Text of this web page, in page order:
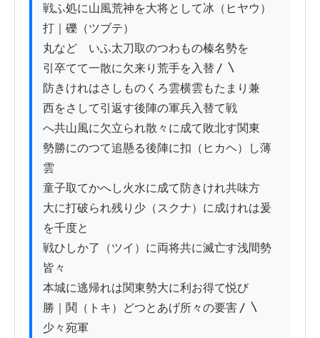
戦ふ処に山風荒神を大将として冰（ヒヤウ）
打｜礫（ツブテ）
丸などゝいふ太刀取のつわもの榛名勢を
引卒てて一散に欠来り荒手を入替〳〵
防きけれはさしものくろ雲横雲もたまり兼
西をさして引返す後陣の軍兵入替て戦
へ共山風に欠立られ散々に成て敗北す関東
勢勝にのつて追懸る後陣に扣（ヒカヘ）し薄
雲
童子取てかへし火水に成て防きけれ共味方
大に打破られ残り少（スクナ）に成けれは爰
を千度と
戦ひしか了（ツイ）に両将共に滅亡す浅間勢
皆々
本城に逃帰れは関東勢大に利お得て悦び
勝｜鬨（トキ）どつとあげ所々の要害〳〵
少々宛軍